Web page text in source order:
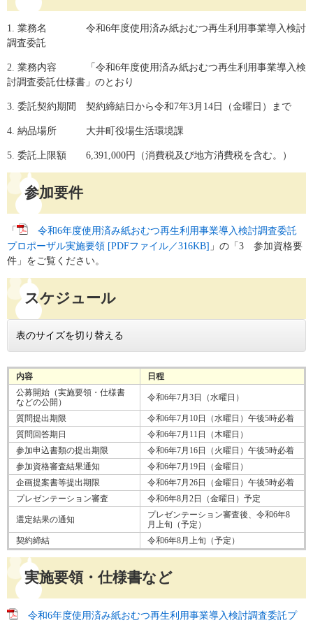
1. 業務名 令和6年度使用済み紙おむつ再生利用事業導入検討
調査委託
2. 業務内容 「令和6年度使用済み紙おむつ再生利用事業導入検
討調査委託仕様書」のとおり
3. 委託契約期間 契約締結日から令和7年3月14日（金曜日）まで
4. 納品場所 大井町役場生活環境課
5. 委託上限額 6,391,000円（消費税及び地方消費税を含む。）
参加要件
「
令和6年度使用済み紙おむつ再生利用事業導入検討調査委託
プロポーザル実施要領 [PDFファイル／316KB] 」の「3 参加資格要
件」をご覧ください。
スケジュール
表のサイズを切り替える
内容
日程
公募開始（実施要領・仕様書
などの公開）
令和6年7月3日（水曜日）
質問提出期限
令和6年7月10日（水曜日）午後5時必着
質問回答期日
令和6年7月11日（木曜日）
参加申込書類の提出期限
令和6年7月16日（火曜日）午後5時必着
参加資格審査結果通知
令和6年7月19日（金曜日）
企画提案書等提出期限
令和6年7月26日（金曜日）午後5時必着
プレゼンテーション審査
令和6年8月2日（金曜日）予定
選定結果の通知
プレゼンテーション審査後、令和6年8
月上旬（予定）
契約締結
令和6年8月上旬（予定）
実施要領・仕様書など
令和6年度使用済み紙おむつ再生利用事業導入検討調査委託プ